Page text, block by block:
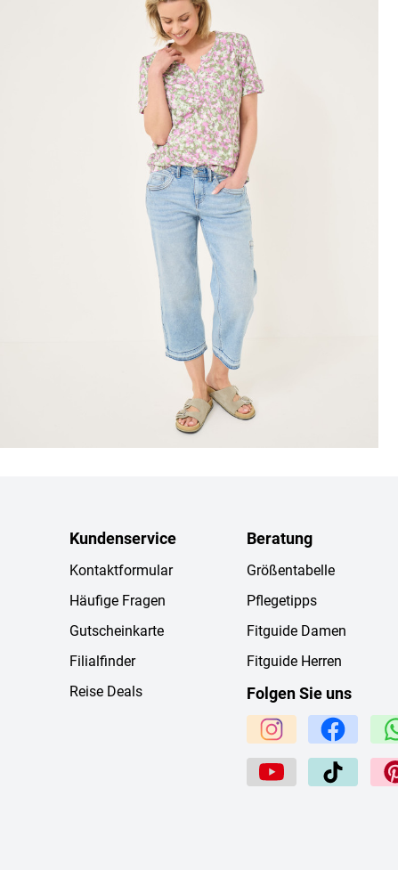
Kundenservice
Kontaktformular
Häufige Fragen
Gutscheinkarte
Filialfinder
Reise Deals
Beratung
Größentabelle
Pflegetipps
Fitguide Damen
Fitguide Herren
Folgen Sie uns